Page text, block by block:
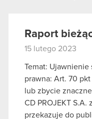
Raport
15 lutego 2023
Temat: Ujawnienie
prawna: Art. 70
lub zbycie
CD PROJEKT S.A.
przekazuje do